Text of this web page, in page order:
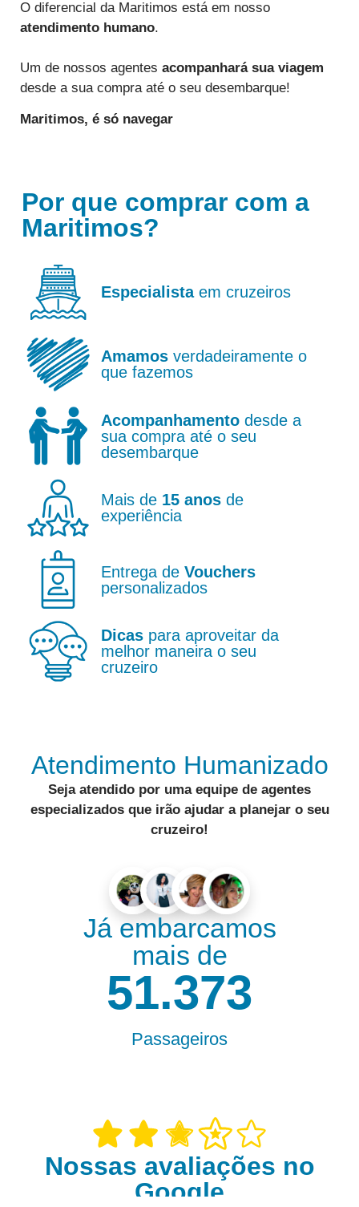
O diferencial da Maritimos está em nosso
atendimento humano.
Um de nossos agentes acompanhará sua viagem
desde a sua compra até o seu desembarque!
Maritimos, é só navegar
Por que comprar com a
Maritimos?
Especialistaem cruzeiros
Amamosverdadeiramente o
que fazemos
Acompanhamentodesde a
sua compra até o seu
desembarque
Mais de 15 anosde
experiência
Entrega de Vouchers
personalizados
Dicaspara aproveitar da
melhor maneira o seu
cruzeiro
Atendimento Humanizado
Seja atendido por uma equipe de agentes
especializadosque irão ajudar a planejar o seu
cruzeiro!
Já embarcamos
mais de
Passageiros
55.000
Nossas avaliações no
Google